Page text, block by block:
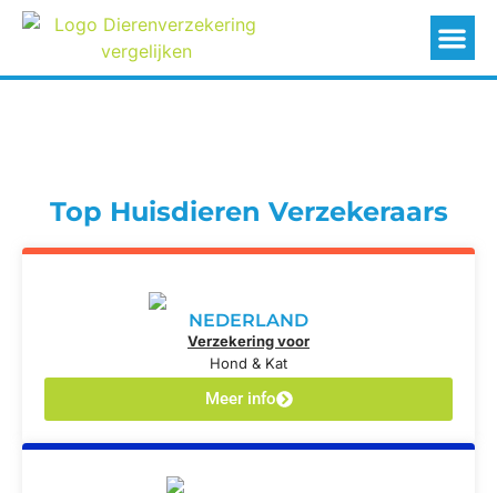
Top Huisdieren Verzekeraars
NEDERLAND
Verzekering voor
Hond & Kat
Meer info